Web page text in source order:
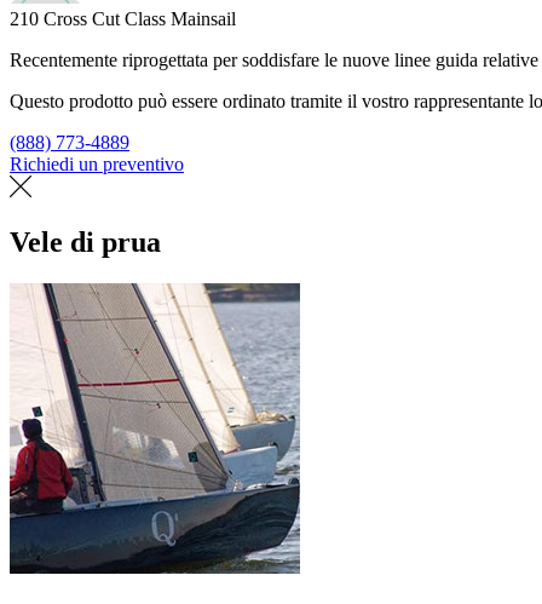
210 Cross Cut Class Mainsail
Recentemente riprogettata per soddisfare le nuove linee guida
Questo prodotto può essere ordinato tramite il vostro rappresentante
(888) 773-4889
Richiedi un preventivo
Vele di prua